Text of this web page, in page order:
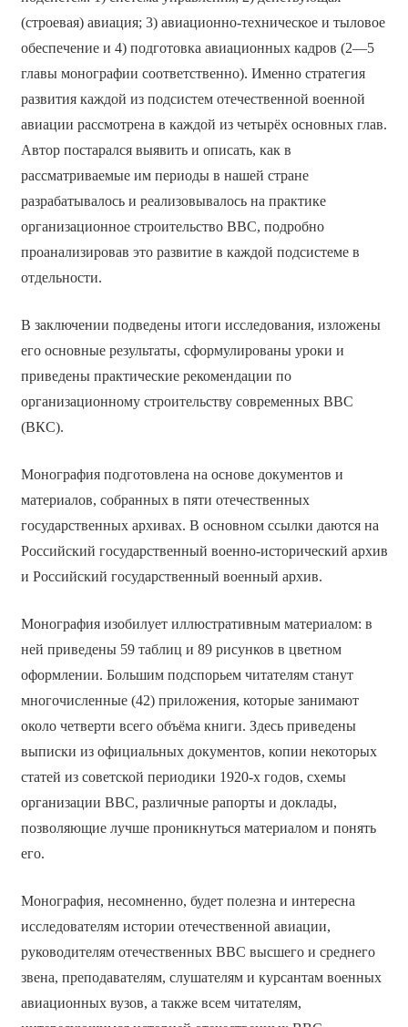
(строевая) авиация; 3) авиационно-техническое и тыловое
обеспечение и 4) подготовка авиационных кадров (2—5
главы монографии соответственно). Именно стратегия
развития каждой из подсистем отечественной военной
авиации рассмотрена в каждой из четырёх основных глав.
Автор постарался выявить и описать, как в
рассматриваемые им периоды в нашей стране
разрабатывалось и реализовывалось на практике
организационное строительство ВВС, подробно
проанализировав это развитие в каждой подсистеме в
отдельности.
В заключении подведены итоги исследования, изложены
его основные результаты, сформулированы уроки и
приведены практические рекомендации по
организационному строительству современных ВВС
(ВКС).
Монография подготовлена на основе документов и
материалов, собранных в пяти отечественных
государственных архивах. В основном ссылки даются на
Российский государственный военно-исторический архив
и Российский государственный военный архив.
Монография изобилует иллюстративным материалом: в
ней приведены 59 таблиц и 89 рисунков в цветном
оформлении. Большим подспорьем читателям станут
многочисленные (42) приложения, которые занимают
около четверти всего объёма книги. Здесь приведены
выписки из официальных документов, копии некоторых
статей из советской периодики 1920-х годов, схемы
организации ВВС, различные рапорты и доклады,
позволяющие лучше проникнуться материалом и понять
его.
Монография, несомненно, будет полезна и интересна
исследователям истории отечественной авиации,
руководителям отечественных ВВС высшего и среднего
звена, преподавателям, слушателям и курсантам военных
авиационных вузов, а также всем читателям,